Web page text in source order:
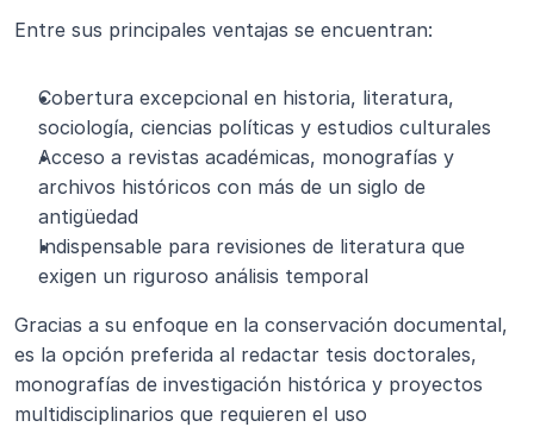
Entre sus principales ventajas se encuentran:
Cobertura excepcional en historia, literatura,
sociología, ciencias políticas y estudios culturales
Acceso a revistas académicas, monografías y
archivos históricos con más de un siglo de
antigüedad
Indispensable para revisiones de literatura que
exigen un riguroso análisis temporal
Gracias a su enfoque en la conservación documental,
es la opción preferida al redactar tesis doctorales,
monografías de investigación histórica y proyectos
multidisciplinarios que requieren el uso